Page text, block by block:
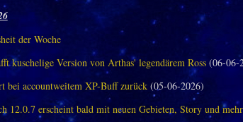
der Woche
kuschelige Version von Arthas' legendärem Ross(06-06-
bei accountweitem XP-Buff zurück(05-06-2026)
12.0.7 erscheint bald mit neuen Gebieten, Story und mehr